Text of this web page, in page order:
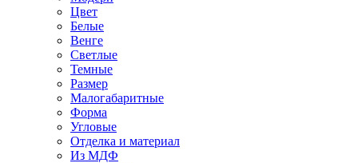
Цвет
Белые
Венге
Светлые
Темные
Размер
Малогабаритные
Форма
Угловые
Отделка и материал
Из МДФ